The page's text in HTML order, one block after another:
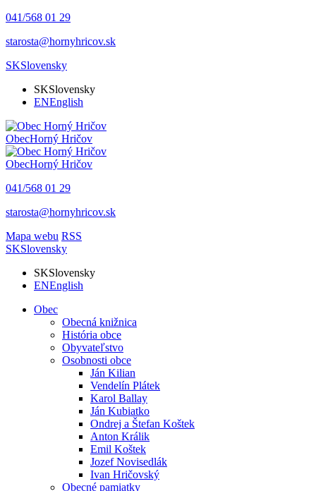
041/568 01 29
starosta@hornyhricov.sk
SKSlovensky
SKSlovensky
ENEnglish
ObecHorný Hričov
ObecHorný Hričov
041/568 01 29
starosta@hornyhricov.sk
Mapa webu RSS
SKSlovensky
SKSlovensky
ENEnglish
Obec
Obecná knižnica
História obce
Obyvateľstvo
Osobnosti obce
Ján Kilian
Vendelín Plátek
Karol Ballay
Ján Kubiatko
Ondrej a Štefan Koštek
Anton Králik
Emil Koštek
Jozef Novisedlák
Ivan Hričovský
Obecné pamiatky